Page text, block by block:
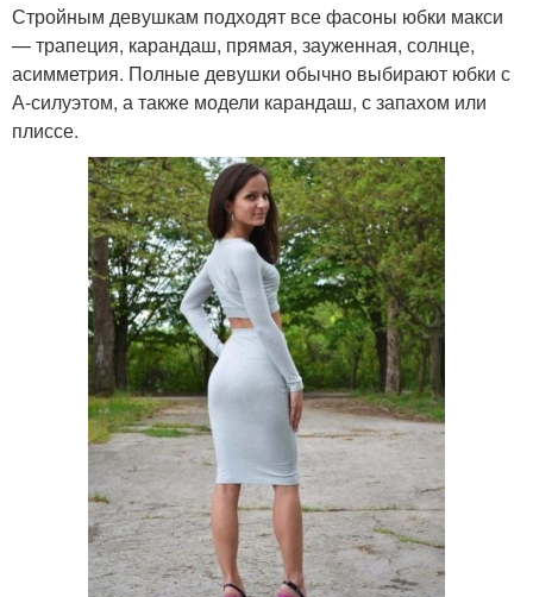
Стройным девушкам подходят все фасоны юбки макси
— трапеция, карандаш, прямая, зауженная, солнце,
асимметрия. Полные девушки обычно выбирают юбки с
А-силуэтом, а также модели карандаш, с запахом или
плиссе.